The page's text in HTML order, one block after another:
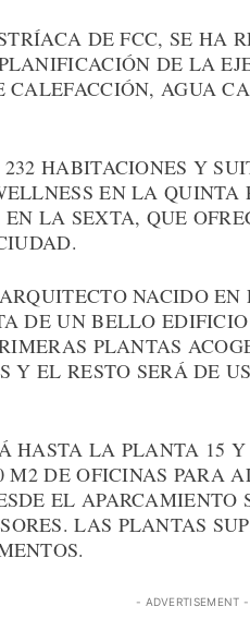
DE FCC, SE HA
DE LA
CALEFACCIÓN, AGUA
HABITACIONES Y
EN LA
LA SEXTA, QUE
NACIDO EN
DE UN BELLO
PLANTAS
Y EL RESTO SERÁ DE
HASTA LA PLANTA 15
DE OFICINAS PARA
EL APARCAMIENTO
LAS PLANTAS
- ADVERTISEMENT -